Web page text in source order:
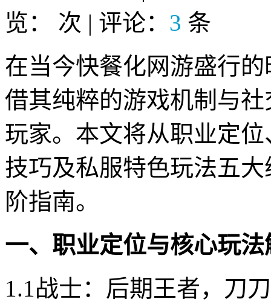
览：
次 | 评论： 3 条
在当今快餐化网游盛行
借其纯粹的游戏机制与
玩家。本文将从职业定
技巧及私服特色玩法五
阶指南。
一、职业定位与核心玩法
1.1战士：后期王者，刀